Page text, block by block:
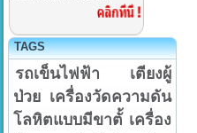
TAGS
รถเข็นไฟฟ้า
เตียงผู้
ป่วย เครื่องวัดความดัน
โลหิตแบบมีขาตั้ เครื่อง